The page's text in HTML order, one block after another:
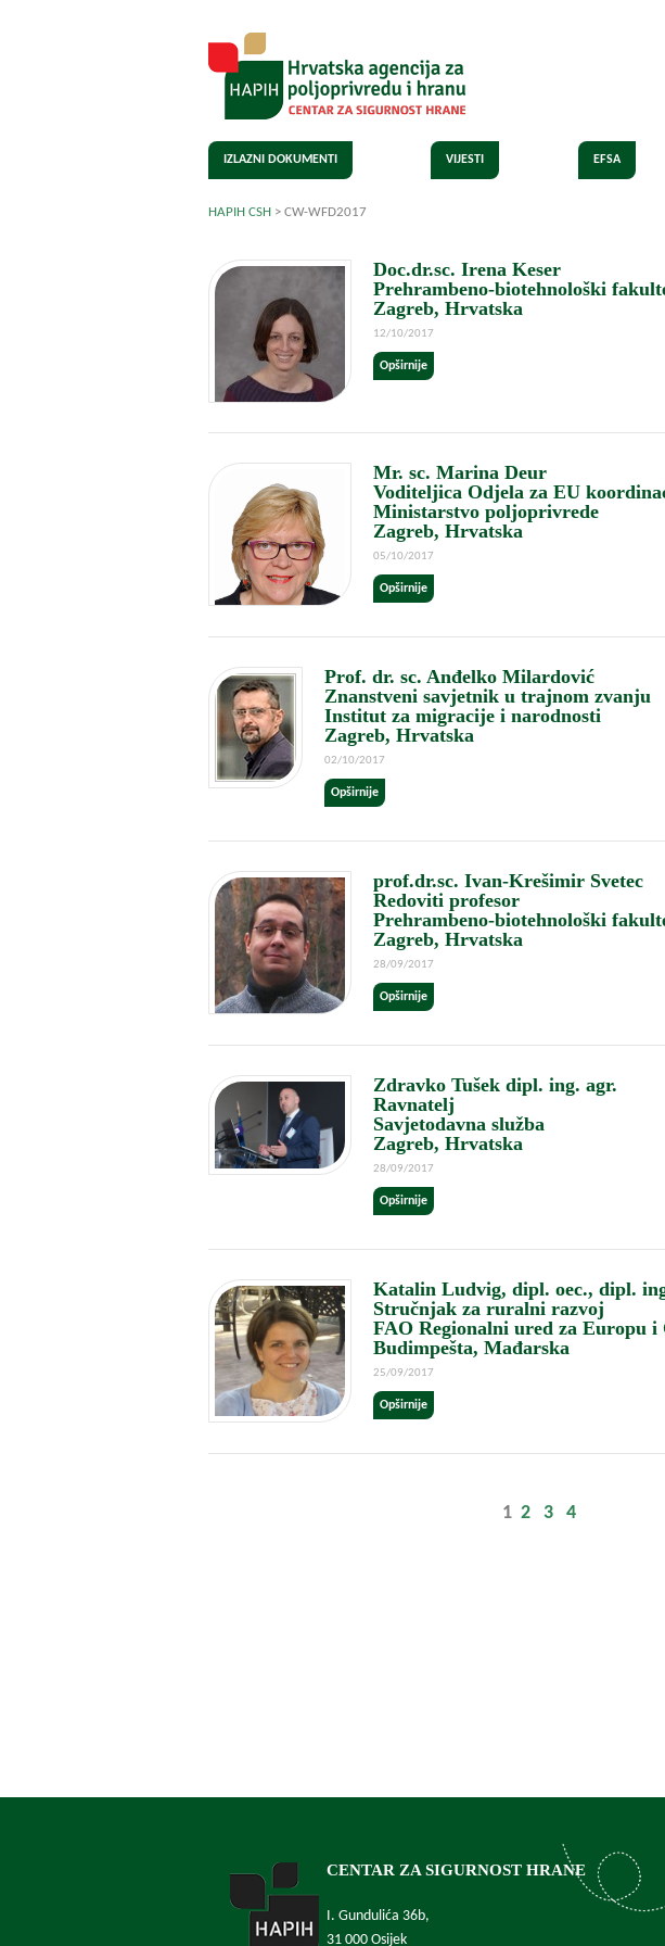
IZLAZNI DOKUMENTI VIJESTI EFSA
HAPIH CSH > CW-WFD2017
Doc.dr.sc. Irena Keser
Prehrambeno-biotehnološki
Zagreb, Hrvatska
12/10/2017
Opširnije
Mr. sc. Marina Deur
Voditeljica Odjela za EU
Ministarstvo poljoprivrede
Zagreb, Hrvatska
05/10/2017
Opširnije
Prof. dr. sc. Anđelko Milardović
Znanstveni savjetnik u trajnom zvanju
Institut za migracije i narodnosti
Zagreb, Hrvatska
02/10/2017
Opširnije
prof.dr.sc. Ivan-Krešimir Svetec
Redoviti profesor
Prehrambeno-biotehnološki
Zagreb, Hrvatska
28/09/2017
Opširnije
Zdravko Tušek dipl. ing. agr.
Ravnatelj
Savjetodavna služba
Zagreb, Hrvatska
28/09/2017
Opširnije
Katalin Ludvig, dipl. oec., dipl.
Stručnjak za ruralni razvoj
FAO Regionalni ured za Europu
Budimpešta, Mađarska
25/09/2017
Opširnije
1 2 3 4
CENTAR ZA SIGURNOST HRANE
I. Gundulića 36b,
31 000 Osijek